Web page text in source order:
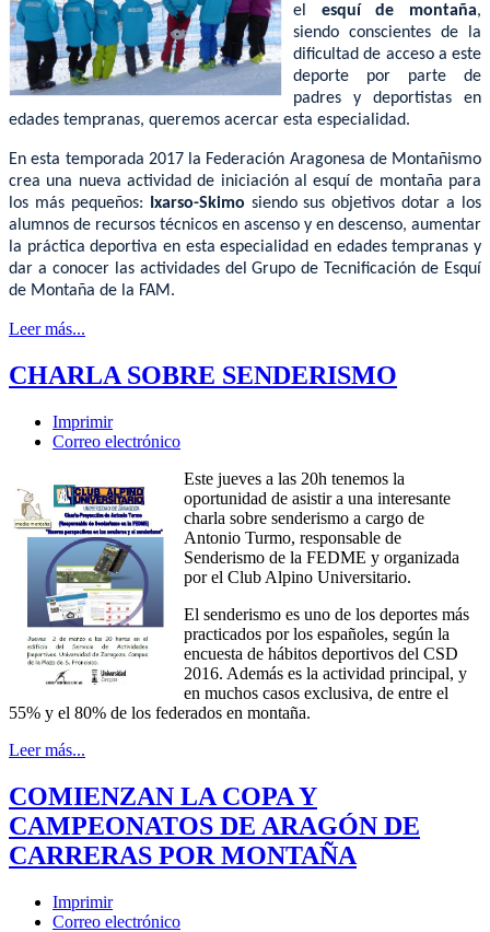
el esquí de montaña,
siendo conscientes de la
dificultad de acceso a este
deporte por parte de
padres y deportistas en
edades tempranas, queremos acercar esta especialidad.
En esta temporada 2017 la Federación Aragonesa de Montañismo
crea una nueva actividad de iniciación al esquí de montaña para
los más pequeños: Ixarso-Skimo siendo sus objetivos dotar a los
alumnos de recursos técnicos en ascenso y en descenso, aumentar
la práctica deportiva en esta especialidad en edades tempranas y
dar a conocer las actividades del Grupo de Tecnificación de Esquí
de Montaña de la FAM.
Leer más...
CHARLA SOBRE SENDERISMO
Imprimir
Correo electrónico
Este jueves a las 20h tenemos la
oportunidad de asistir a una interesante
charla sobre senderismo a cargo de
Antonio Turmo, responsable de
Senderismo de la FEDME y organizada
por el Club Alpino Universitario.
El senderismo es uno de los deportes más
practicados por los españoles, según la
encuesta de hábitos deportivos del CSD
2016. Además es la actividad principal, y
en muchos casos exclusiva, de entre el
55% y el 80% de los federados en montaña.
Leer más...
COMIENZAN LA COPA Y
CAMPEONATOS DE ARAGÓN DE
CARRERAS POR MONTAÑA
Imprimir
Correo electrónico